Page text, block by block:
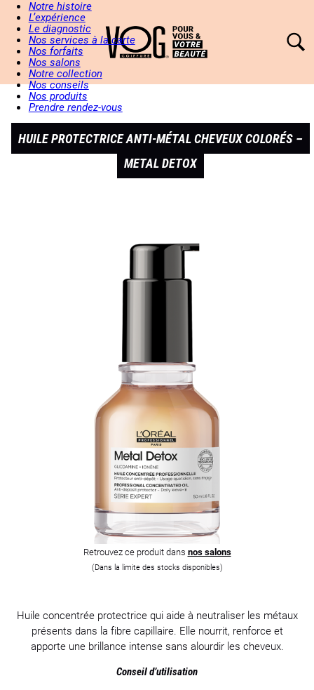
Notre histoire
L’expérience
Le diagnostic
Nos services à la carte
Nos forfaits
Nos salons
Notre collection
Nos conseils
Nos produits
Prendre rendez-vous
HUILE PROTECTRICE ANTI-MÉTAL CHEVEUX COLORÉS –
METAL DETOX
Retrouvez ce produit dans nos salons
(Dans la limite des stocks disponibles)
Huile concentrée protectrice qui aide à neutraliser les métaux
présents dans la fibre capillaire. Elle nourrit, renforce et
apporte une brillance intense sans alourdir les cheveux.
Conseil d’utilisation